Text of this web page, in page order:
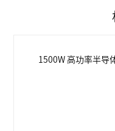
1500W 高功率半导